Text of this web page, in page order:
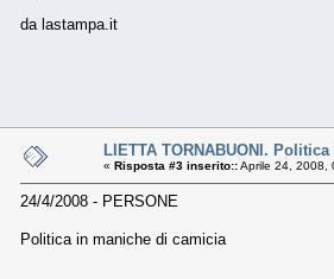
da lastampa.it
LIETTA TORNABUONI.
« Risposta #3 inserito::Aprile 24, 2008,
24/4/2008 - PERSONE
Politica in maniche di camicia